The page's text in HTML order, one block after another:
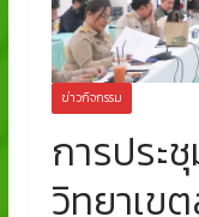
ข่าวกิจกรรม
การประ
วิทยาเข